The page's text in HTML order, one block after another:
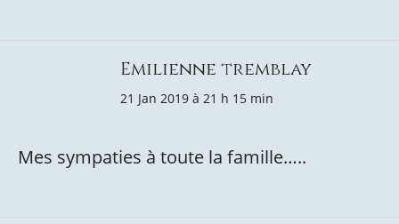
Emilienne tremblay
21 Jan 2019 à 21 h 15 min
Mes sympaties à toute la famille…..